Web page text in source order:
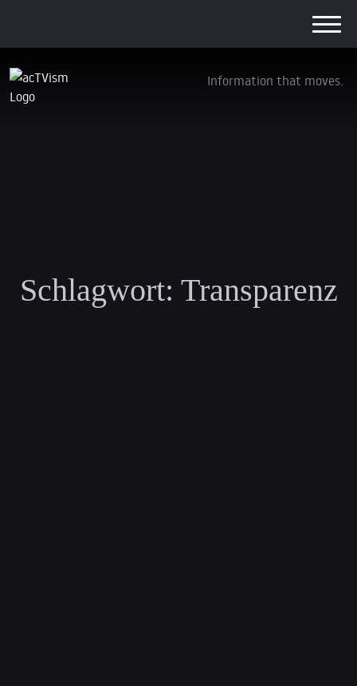
Information that moves.
Schlagwort: Transparenz